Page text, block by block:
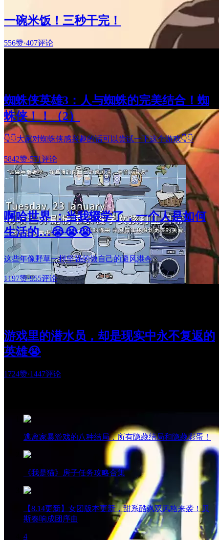
一碗米饭！三秒干完！
556赞·407评论
蜘蛛侠英雄3：人与蜘蛛的完美结合！蜘
蛛侠！！（2）
👇👇大家对蜘蛛侠感兴趣的话可以尝试一下这个游戏👇👇
5842赞·571评论
啊哈世界 ：当我辍学了，一个人是如何
生活的…😭😭😭
这些年像野草一样坚强的做自己的避风港⛵
1197赞·955评论
游戏里的潜水员，却是现实中永不复返的
英雄😭
1724赞·1447评论
逃离家暴游戏的八种结局，所有隐藏结局和隐藏彩蛋！
《我是猫》房子任务攻略合集
【8.14更新】女团版本更新，甜系酷飒双风格来袭！贝
斯奏响成团序曲
4